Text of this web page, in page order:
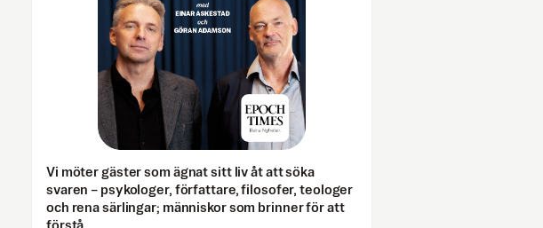
Vi möter gäster som ägnat sitt liv åt att söka
svaren – psykologer, författare, filosofer, teologer
och rena särlingar; människor som brinner för att